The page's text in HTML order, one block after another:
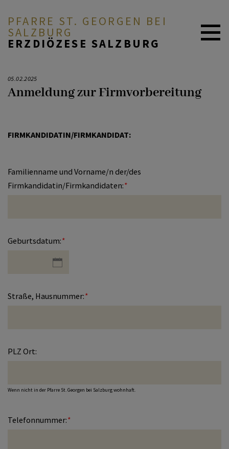
PFARRE ST. GEORGEN BEI
SALZBURG
ERZDIÖZESE SALZBURG
BEGEGNEN
Firmanmeldung
Erstkommunion
05.02.2025
Anmeldung zur Firmvorbereitung
FIRMKANDIDATIN/FIRMKANDIDAT:
Familienname und Vorname/n der/des
Firmkandidatin/Firmkandidaten:*
Geburtsdatum:*
Straße, Hausnummer:*
PLZ Ort:
Wenn nicht in der Pfarre St. Georgen bei Salzburg wohnhaft.
Telefonnummer:*